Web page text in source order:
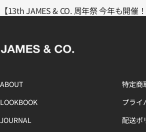
【13th JAMES & CO. 周年祭 今年も開催！
ABOUT
LOOKBOOK
JOURNAL
特定商
プライ
配送ポ